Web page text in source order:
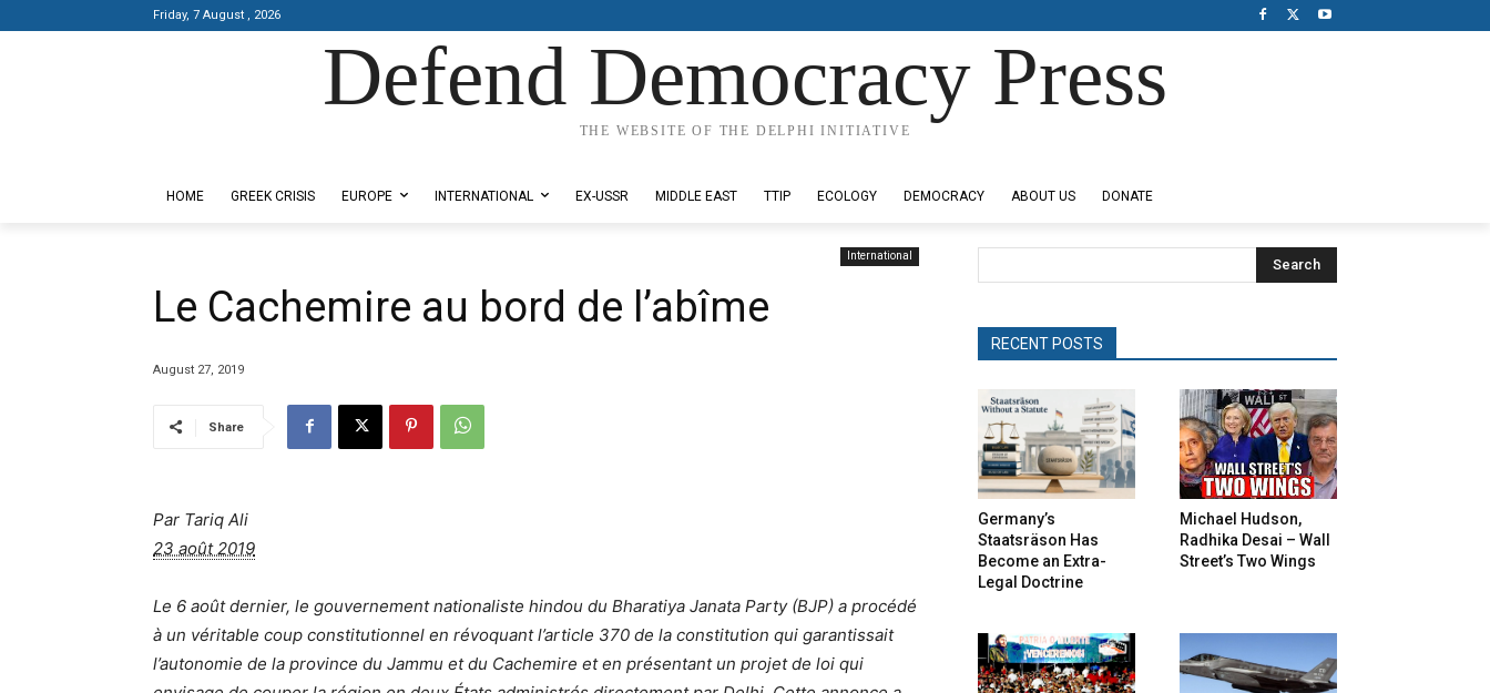
Friday, 7 August , 2026
Defend Democracy Press
THE WEBSITE OF THE DELPHI INITIATIVE
HOME GREEK CRISIS EUROPE INTERNATIONAL EX-USSR MIDDLE EAST TTIP ECOLOGY DEMOCRACY ABOUT US DONATE
International
Le Cachemire au bord de l’abîme
August 27, 2019
Share
Par Tariq Ali
23 août 2019
Le 6 août dernier, le gouvernement nationaliste hindou du Bharatiya Janata Party (BJP) a procédé
à un véritable coup constitutionnel en révoquant l’article 370 de la constitution qui garantissait
l’autonomie de la province du Jammu et du Cachemire et en présentant un projet de loi qui
Search
RECENT POSTS
Germany’s
Staatsräson Has
Become an Extra-
Legal Doctrine
Michael Hudson,
Radhika Desai – Wall
Street’s Two Wings